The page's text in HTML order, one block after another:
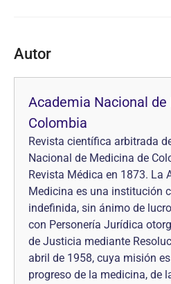
Autor
Academia Nacional de
Colombia
Revista científica arbitrada
Nacional de Medicina de
Revista Médica en 1873. La
Medicina es una institución
indefinida, sin ánimo de
con Personería Jurídica
de Justicia mediante
abril de 1958, cuya misión
progreso de la medicina, de